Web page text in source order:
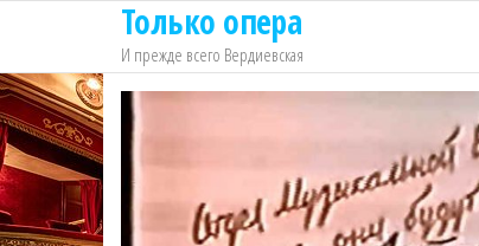
содержимому
Только опера
И прежде всего Вердиевская